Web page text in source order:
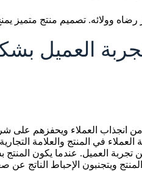
وولائه. تصميم منتج متميز
العميل
انجذاب العملاء ويحفزهم على
في المنتج والعلامة
تجربة العميل. عندما يكون المنتج
ويتجنبون الإحباط الناتج عن